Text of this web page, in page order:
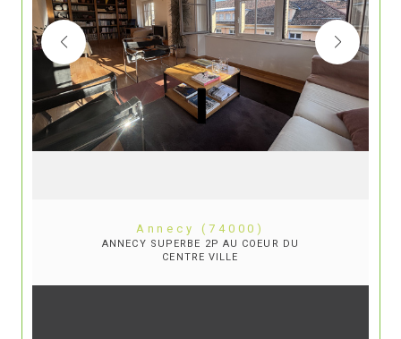
Annecy (74000)
ANNECY SUPERBE 2P AU COEUR DU
CENTRE VILLE